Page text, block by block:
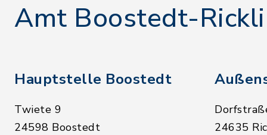
Amt Boostedt-
Hauptstelle Boostedt
Twiete 9
24598 Boostedt
24635